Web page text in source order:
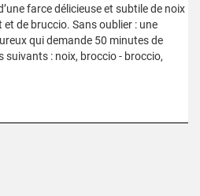
farce délicieuse et subtile de noix
et de bruccio. Sans oublier : une
qui demande 50 minutes de
suivants : noix, broccio - broccio,